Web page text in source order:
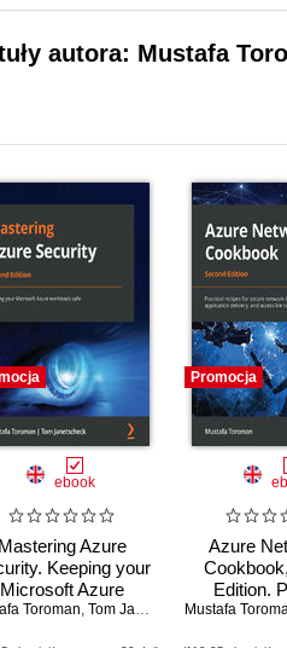
autora: Mustafa
ebook
Mastering Azure
Keeping your
Microsoft Azure
safe -
Toroman, Tom Janetscheck
Promocja
Azure
Edition.
recipes
Mustafa